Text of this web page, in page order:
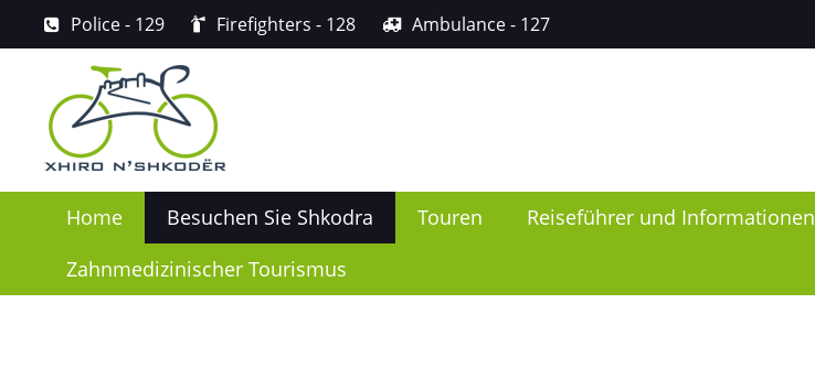
Police- 129 Firefighters - 128 Ambulance- 127
Home Besuchen Sie Shkodra Touren Reiseführer und Informationen
Zahnmedizinischer Tourismus